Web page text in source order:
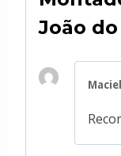
João do
Maciel